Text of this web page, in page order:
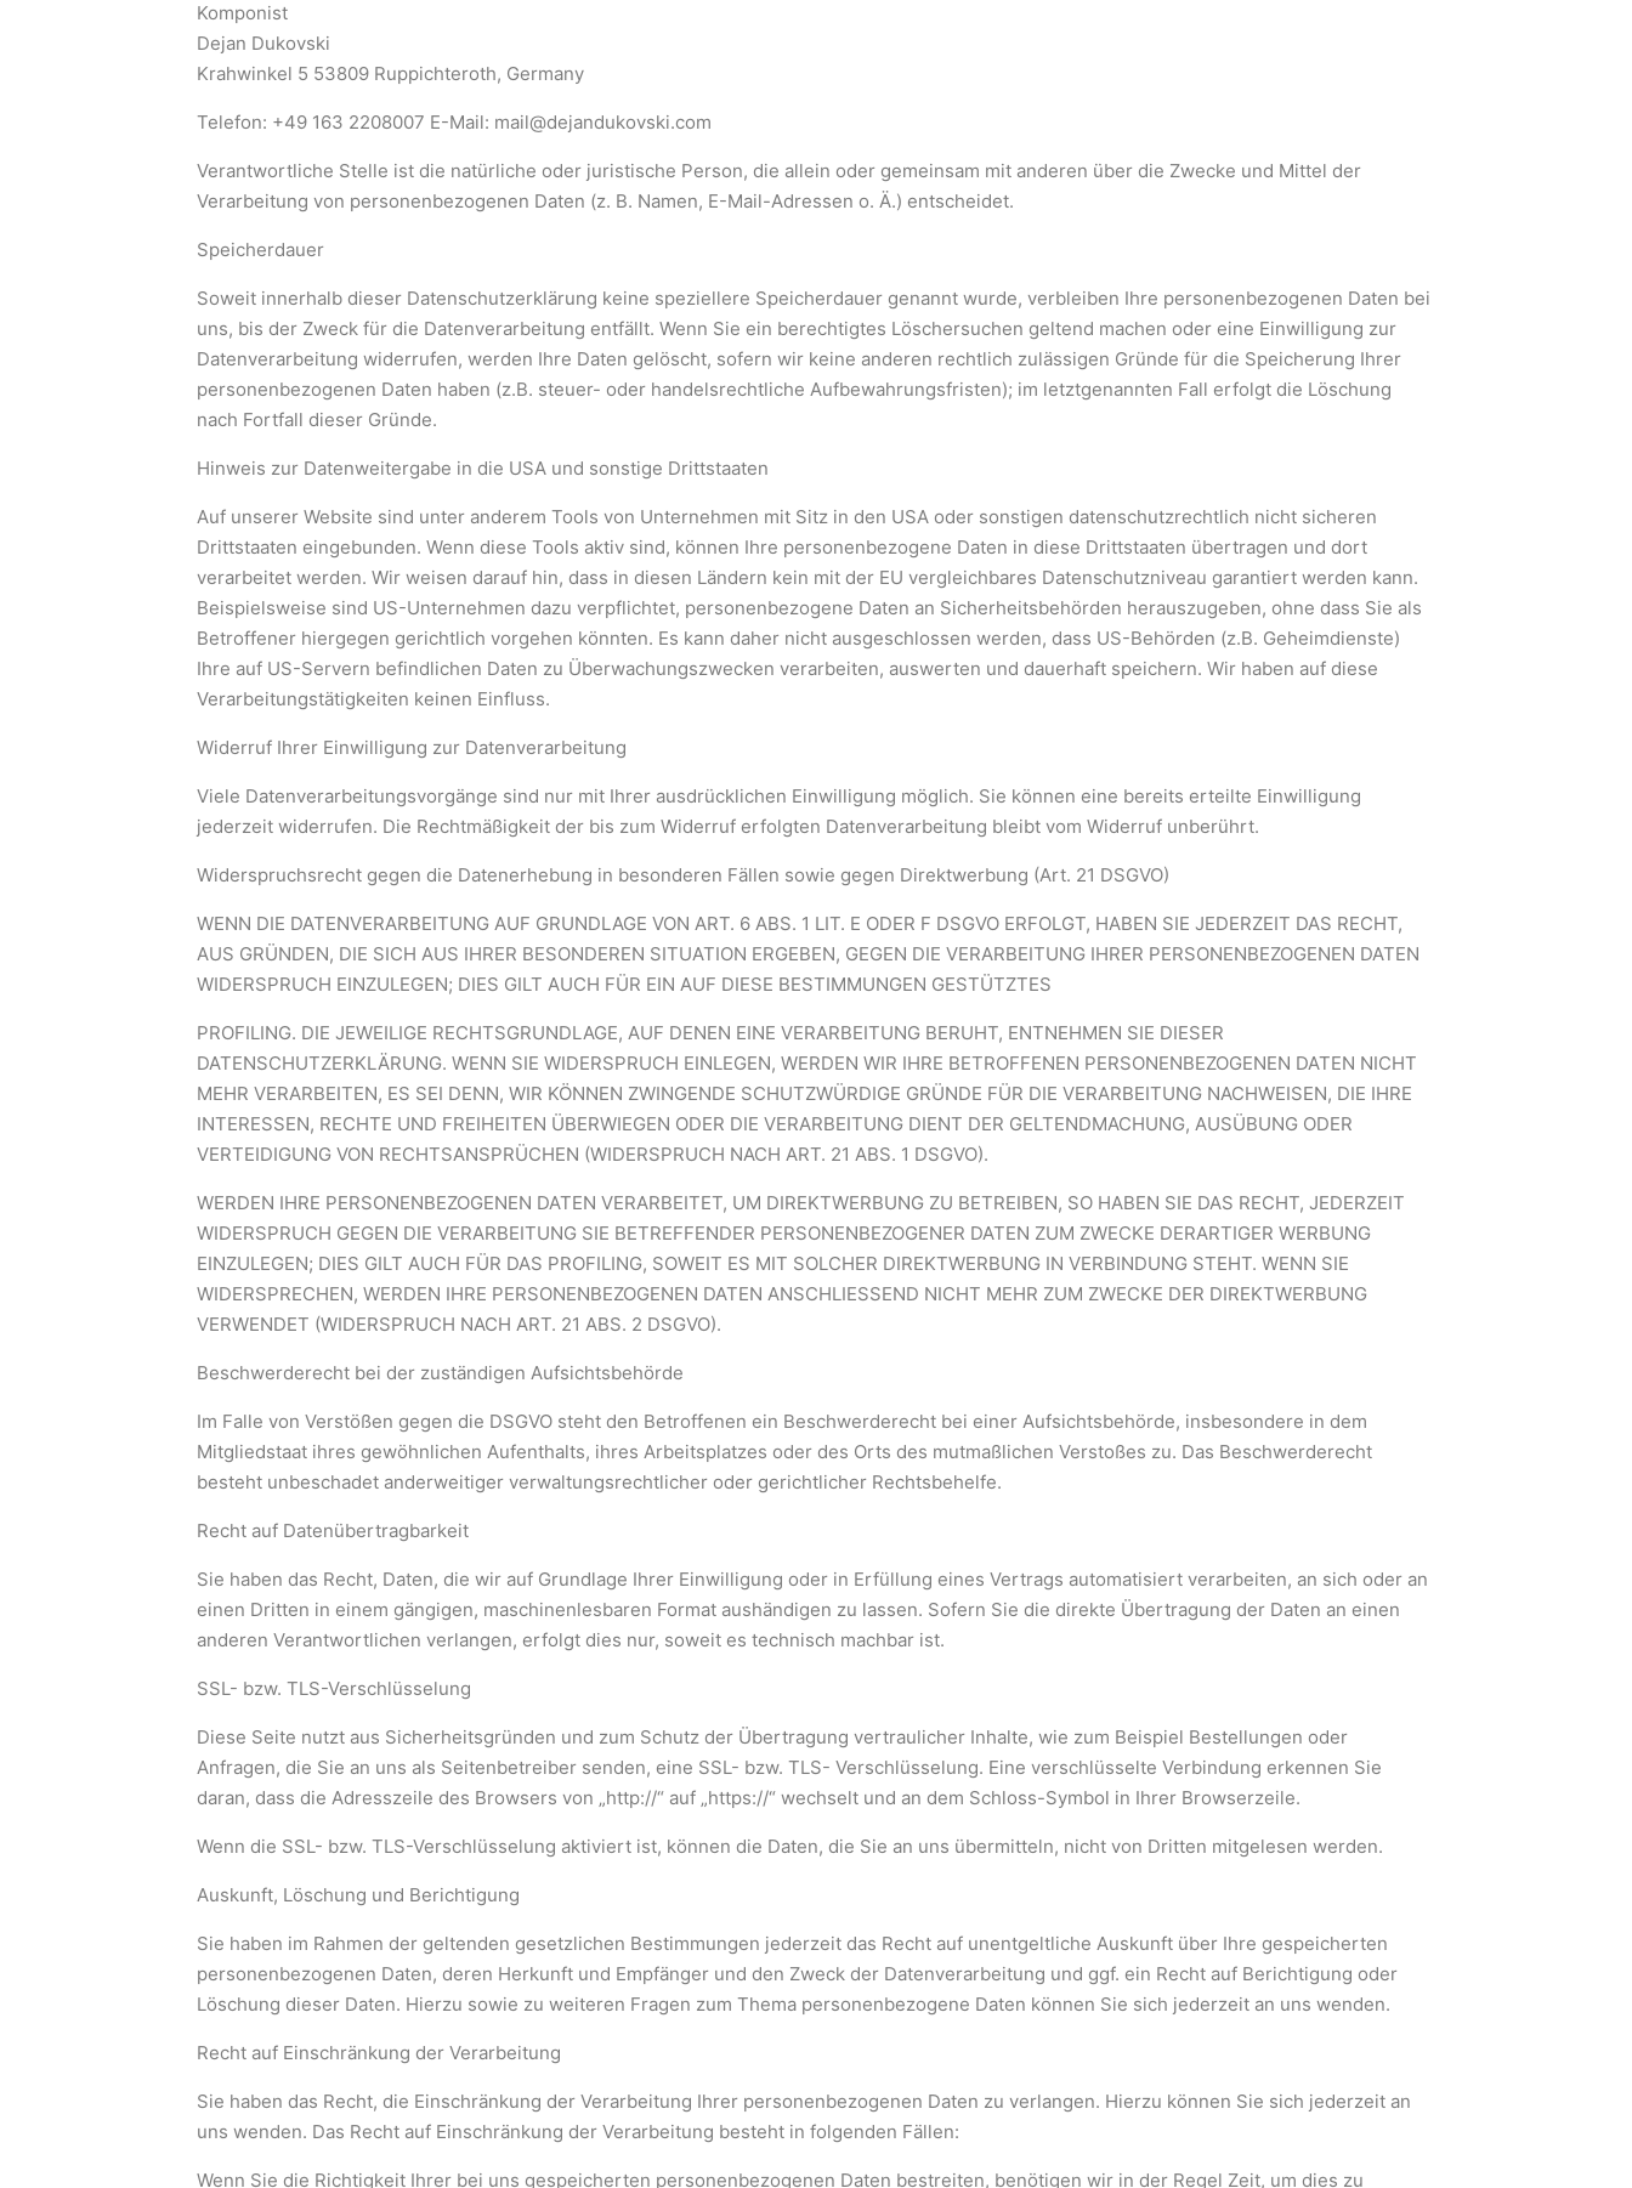
Komponist
Dejan Dukovski
Krahwinkel 5 53809 Ruppichteroth, Germany
Telefon: +49 163 2208007 E-Mail: mail@dejandukovski.com
Verantwortliche Stelle ist die natürliche oder juristische Person, die allein oder gemeinsam mit anderen über die Zwecke und Mittel der
Verarbeitung von personenbezogenen Daten (z. B. Namen, E-Mail-Adressen o. Ä.) entscheidet.
Speicherdauer
Soweit innerhalb dieser Datenschutzerklärung keine speziellere Speicherdauer genannt wurde, verbleiben Ihre personenbezogenen Daten bei
uns, bis der Zweck für die Datenverarbeitung entfällt. Wenn Sie ein berechtigtes Löschersuchen geltend machen oder eine Einwilligung zur
Datenverarbeitung widerrufen, werden Ihre Daten gelöscht, sofern wir keine anderen rechtlich zulässigen Gründe für die Speicherung Ihrer
personenbezogenen Daten haben (z.B. steuer- oder handelsrechtliche Aufbewahrungsfristen); im letztgenannten Fall erfolgt die Löschung
nach Fortfall dieser Gründe.
Hinweis zur Datenweitergabe in die USA und sonstige Drittstaaten
Auf unserer Website sind unter anderem Tools von Unternehmen mit Sitz in den USA oder sonstigen datenschutzrechtlich nicht sicheren
Drittstaaten eingebunden. Wenn diese Tools aktiv sind, können Ihre personenbezogene Daten in diese Drittstaaten übertragen und dort
verarbeitet werden. Wir weisen darauf hin, dass in diesen Ländern kein mit der EU vergleichbares Datenschutzniveau garantiert werden kann.
Beispielsweise sind US-Unternehmen dazu verpflichtet, personenbezogene Daten an Sicherheitsbehörden herauszugeben, ohne dass Sie als
Betroffener hiergegen gerichtlich vorgehen könnten. Es kann daher nicht ausgeschlossen werden, dass US-Behörden (z.B. Geheimdienste)
Ihre auf US-Servern befindlichen Daten zu Überwachungszwecken verarbeiten, auswerten und dauerhaft speichern. Wir haben auf diese
Verarbeitungstätigkeiten keinen Einfluss.
Widerruf Ihrer Einwilligung zur Datenverarbeitung
Viele Datenverarbeitungsvorgänge sind nur mit Ihrer ausdrücklichen Einwilligung möglich. Sie können eine bereits erteilte Einwilligung
jederzeit widerrufen. Die Rechtmäßigkeit der bis zum Widerruf erfolgten Datenverarbeitung bleibt vom Widerruf unberührt.
Widerspruchsrecht gegen die Datenerhebung in besonderen Fällen sowie gegen Direktwerbung (Art. 21 DSGVO)
WENN DIE DATENVERARBEITUNG AUF GRUNDLAGE VON ART. 6 ABS. 1 LIT. E ODER F DSGVO ERFOLGT, HABEN SIE JEDERZEIT DAS RECHT,
AUS GRÜNDEN, DIE SICH AUS IHRER BESONDEREN SITUATION ERGEBEN, GEGEN DIE VERARBEITUNG IHRER PERSONENBEZOGENEN DATEN
WIDERSPRUCH EINZULEGEN; DIES GILT AUCH FÜR EIN AUF DIESE BESTIMMUNGEN GESTÜTZTES
PROFILING. DIE JEWEILIGE RECHTSGRUNDLAGE, AUF DENEN EINE VERARBEITUNG BERUHT, ENTNEHMEN SIE DIESER
DATENSCHUTZERKLÄRUNG. WENN SIE WIDERSPRUCH EINLEGEN, WERDEN WIR IHRE BETROFFENEN PERSONENBEZOGENEN DATEN NICHT
MEHR VERARBEITEN, ES SEI DENN, WIR KÖNNEN ZWINGENDE SCHUTZWÜRDIGE GRÜNDE FÜR DIE VERARBEITUNG NACHWEISEN, DIE IHRE
INTERESSEN, RECHTE UND FREIHEITEN ÜBERWIEGEN ODER DIE VERARBEITUNG DIENT DER GELTENDMACHUNG, AUSÜBUNG ODER
VERTEIDIGUNG VON RECHTSANSPRÜCHEN (WIDERSPRUCH NACH ART. 21 ABS. 1 DSGVO).
WERDEN IHRE PERSONENBEZOGENEN DATEN VERARBEITET, UM DIREKTWERBUNG ZU BETREIBEN, SO HABEN SIE DAS RECHT, JEDERZEIT
WIDERSPRUCH GEGEN DIE VERARBEITUNG SIE BETREFFENDER PERSONENBEZOGENER DATEN ZUM ZWECKE DERARTIGER WERBUNG
EINZULEGEN; DIES GILT AUCH FÜR DAS PROFILING, SOWEIT ES MIT SOLCHER DIREKTWERBUNG IN VERBINDUNG STEHT. WENN SIE
WIDERSPRECHEN, WERDEN IHRE PERSONENBEZOGENEN DATEN ANSCHLIESSEND NICHT MEHR ZUM ZWECKE DER DIREKTWERBUNG
VERWENDET (WIDERSPRUCH NACH ART. 21 ABS. 2 DSGVO).
Beschwerderecht bei der zuständigen Aufsichtsbehörde
Im Falle von Verstößen gegen die DSGVO steht den Betroffenen ein Beschwerderecht bei einer Aufsichtsbehörde, insbesondere in dem
Mitgliedstaat ihres gewöhnlichen Aufenthalts, ihres Arbeitsplatzes oder des Orts des mutmaßlichen Verstoßes zu. Das Beschwerderecht
besteht unbeschadet anderweitiger verwaltungsrechtlicher oder gerichtlicher Rechtsbehelfe.
Recht auf Datenübertragbarkeit
Sie haben das Recht, Daten, die wir auf Grundlage Ihrer Einwilligung oder in Erfüllung eines Vertrags automatisiert verarbeiten, an sich oder an
einen Dritten in einem gängigen, maschinenlesbaren Format aushändigen zu lassen. Sofern Sie die direkte Übertragung der Daten an einen
anderen Verantwortlichen verlangen, erfolgt dies nur, soweit es technisch machbar ist.
SSL- bzw. TLS-Verschlüsselung
Diese Seite nutzt aus Sicherheitsgründen und zum Schutz der Übertragung vertraulicher Inhalte, wie zum Beispiel Bestellungen oder
Anfragen, die Sie an uns als Seitenbetreiber senden, eine SSL- bzw. TLS- Verschlüsselung. Eine verschlüsselte Verbindung erkennen Sie
daran, dass die Adresszeile des Browsers von „http://“ auf „https://“ wechselt und an dem Schloss-Symbol in Ihrer Browserzeile.
Wenn die SSL- bzw. TLS-Verschlüsselung aktiviert ist, können die Daten, die Sie an uns übermitteln, nicht von Dritten mitgelesen werden.
Auskunft, Löschung und Berichtigung
Sie haben im Rahmen der geltenden gesetzlichen Bestimmungen jederzeit das Recht auf unentgeltliche Auskunft über Ihre gespeicherten
personenbezogenen Daten, deren Herkunft und Empfänger und den Zweck der Datenverarbeitung und ggf. ein Recht auf Berichtigung oder
Löschung dieser Daten. Hierzu sowie zu weiteren Fragen zum Thema personenbezogene Daten können Sie sich jederzeit an uns wenden.
Recht auf Einschränkung der Verarbeitung
Sie haben das Recht, die Einschränkung der Verarbeitung Ihrer personenbezogenen Daten zu verlangen. Hierzu können Sie sich jederzeit an
uns wenden. Das Recht auf Einschränkung der Verarbeitung besteht in folgenden Fällen:
Wenn Sie die Richtigkeit Ihrer bei uns gespeicherten personenbezogenen Daten bestreiten, benötigen wir in der Regel Zeit, um dies zu